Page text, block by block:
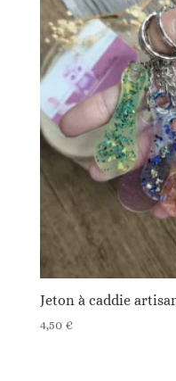
Jeton à caddie
4,50 €